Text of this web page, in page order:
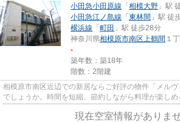
小田急小田原線 「 相模大野 」駅
小田急江ノ島線 「 東林間 」駅 徒
横浜線 「 町田 」駅 徒歩28分
神奈川県相模原市南区上鶴間 １
-
築年数：築18年
階数：2階建
相模原市南区近辺での新居ならご好評の物件「メル
でしょうか。時間を短縮、節約しながら料理が楽し
現在空室情報がありませ